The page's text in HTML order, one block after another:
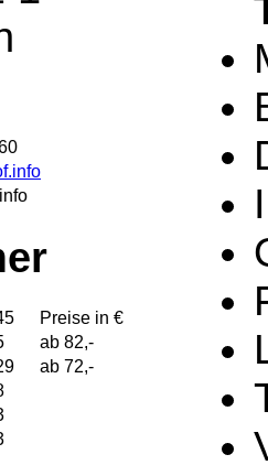
Preise in €
ab 82,-
ab 72,-